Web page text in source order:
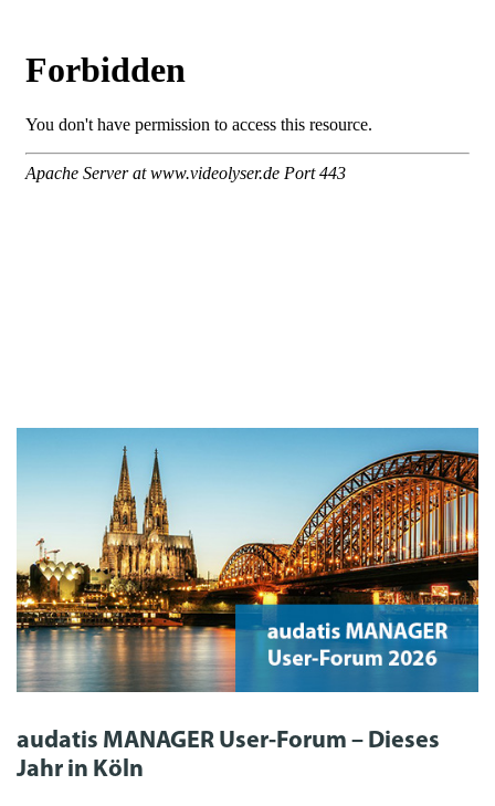
audatis MANAGER User-Forum – Dieses
Jahr in Köln